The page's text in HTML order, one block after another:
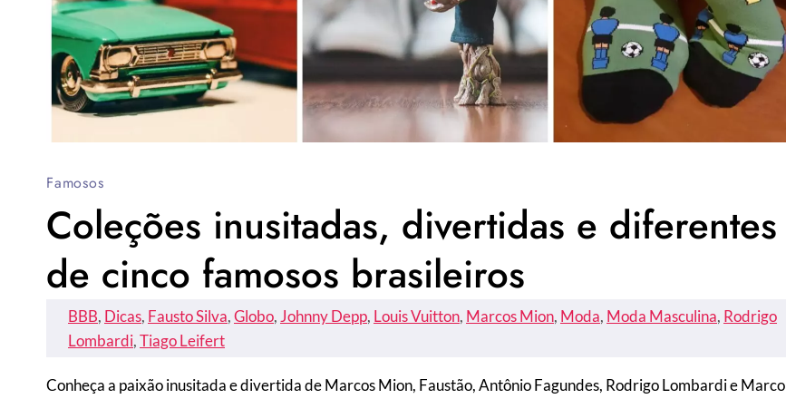
Famosos
Coleções inusitadas, divertidas e diferentes
de cinco famosos brasileiros
BBB, Dicas, Fausto Silva, Globo, Johnny Depp, Louis Vuitton, Marcos Mion, Moda, Moda Masculina, Rodrigo
Lombardi, Tiago Leifert
Conheça a paixão inusitada e divertida de Marcos Mion, Faustão, Antônio Fagundes, Rodrigo Lombardi e Marco